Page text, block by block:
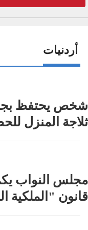
أردنيات
ثلاجة المنزل
مجلس النواب
قانون "الملكية